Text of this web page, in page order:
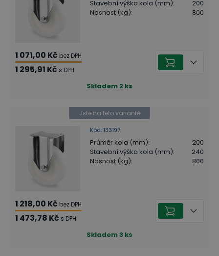
Stavební výška kola (mm):
200
Nosnost (kg): 800
1 071,00 Kč bez DPH
1 295,91 Kč s DPH
Skladem 2 ks
Kód: 133197
Jste na této variantě
Průměr kola (mm):
200
Stavební výška kola (mm):
240
Nosnost (kg): 800
1 218,00 Kč bez DPH
1 473,78 Kč s DPH
Skladem3 ks